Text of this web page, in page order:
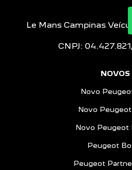
Le Mans Campinas
CNPJ:
NOVOS
Novo
Novo
Novo Peugeot
Peugeot
Peugeot